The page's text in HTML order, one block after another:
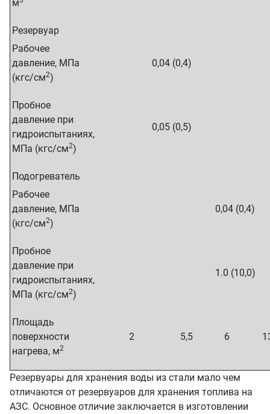
м
Резервуар
Рабочее
давление, МПа
(кгс/см2)
0,04 (0,4)
Пробное
давление при
гидроиспытаниях,
МПа (кгс/см2)
0,05 (0,5)
Подогреватель
Рабочее
давление, МПа
(кгс/см2)
0,04 (0,4)
Пробное
давление при
гидроиспытаниях,
МПа (кгс/см2)
1.0 (10,0)
Площадь
поверхности
нагрева, м2
2 5,5 6
Резервуары для хранения воды из стали мало чем
отличаются от резервуаров для хранения топлива на
АЗС. Основное отличие заключается в изготовлении